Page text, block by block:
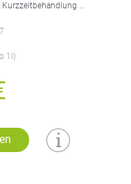
Schlafsaft mit Kirschgeschmack zur Kurzzeitbehandlung von Schlafstörungen. Für Erwachsene.
1l)